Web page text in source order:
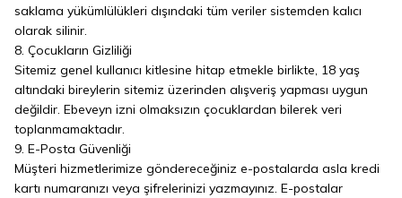
saklama yükümlülükleri dışındaki tüm veriler sistemden kalıcı
olarak silinir.
8. Çocukların Gizliliği
Sitemiz genel kullanıcı kitlesine hitap etmekle birlikte, 18 yaş
altındaki bireylerin sitemiz üzerinden alışveriş yapması uygun
değildir. Ebeveyn izni olmaksızın çocuklardan bilerek veri
toplanmamaktadır.
9. E-Posta Güvenliği
Müşteri hizmetlerimize göndereceğiniz e-postalarda asla kredi
kartı numaranızı veya şifrelerinizi yazmayınız. E-postalar